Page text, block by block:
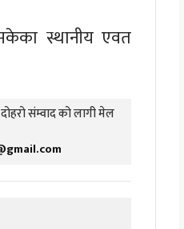
स्थानीय एवत
संम्वाद को लागी मेल